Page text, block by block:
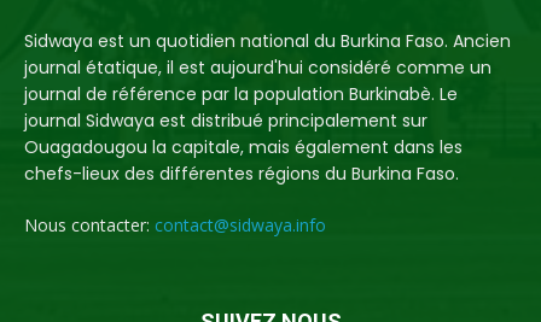
Sidwaya est un quotidien national du Burkina Faso. Ancien
journal étatique, il est aujourd'hui considéré comme un
journal de référence par la population Burkinabè. Le
journal Sidwaya est distribué principalement sur
Ouagadougou la capitale, mais également dans les
chefs-lieux des différentes régions du Burkina Faso.
Nous contacter: contact@sidwaya.info